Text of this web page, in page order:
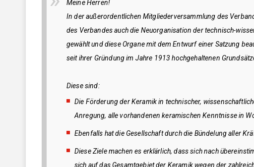
DKG FG 8 "Keramik für die Optik"
GEMEINSCHAFTSAUSSCHÜSSE (GA)
GA Feuerfest
GA Hochleistungskeramik
GA Keramik-Metall-Verbindungen
GA Verbundwerkstoffe
Meine Herren!
In der außerordentlichen Mitgliederversammlung des
des Verbandes auch die Neuorganisation der technisch-
gewählt und diese Organe mit dem Entwurf einer Satzung
seit ihrer Gründung im Jahre 1913 hochgehaltenen
Diese sind:
Die Förderung der Keramik in technischer,
Anregung, alle vorhandenen keramischen Kenntnisse in
Ebenfalls hat die Gesellschaft durch die Bündelung aller
Diese Ziele machen es erklärlich, dass sich nach
sich auf das Gesamtgebiet der Keramik wegen der